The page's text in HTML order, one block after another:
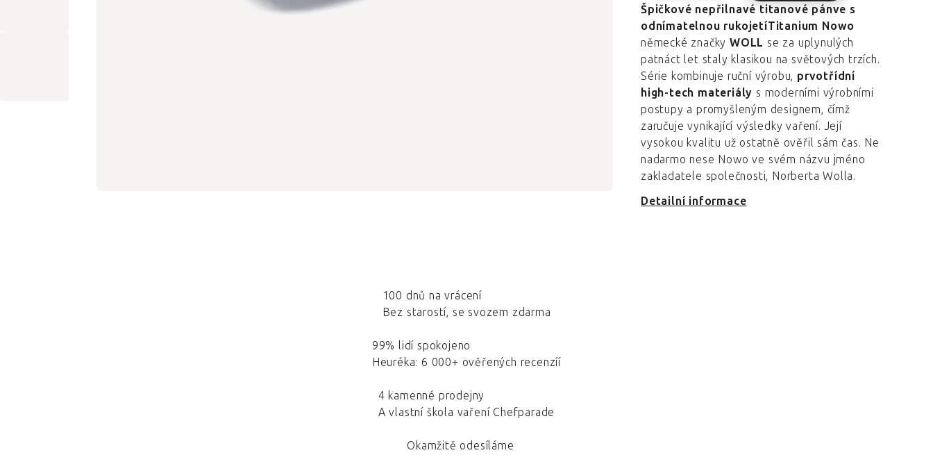
Špičkové nepřilnavé titanové pánve s
odnímatelnou rukojetíTitanium Nowo
německé značky WOLL se za uplynulých
patnáct let staly klasikou na světových trzích.
Série kombinuje ruční výrobu, prvotřídní
high-tech materiály s moderními výrobními
postupy a promyšleným designem, čímž
zaručuje vynikající výsledky vaření. Její
vysokou kvalitu už ostatně ověřil sám čas. Ne
nadarmo nese Nowo ve svém názvu jméno
zakladatele společnosti, Norberta Wolla.
Detailní informace
100 dnů na vrácení
Bez starostí, se svozem zdarma
99% lidí spokojeno
Heuréka: 6 000+ ověřených recenzíí
4 kamenné prodejny
A vlastní škola vaření Chefparade
Okamžitě odesíláme